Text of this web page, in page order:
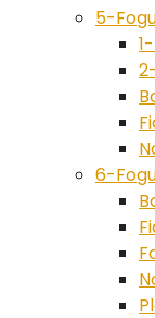
5-
6-